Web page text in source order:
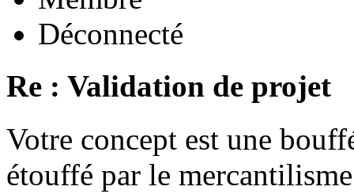
Déconnecté
Re : Validation de projet
Votre concept est une
étouffé par le